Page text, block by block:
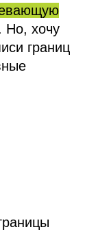
Но, хочу
границ